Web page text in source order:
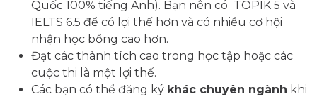
Quốc 100% tiếng Anh). Bạn nên có TOPIK 5 và
IELTS 6.5 để có lợi thế hơn và có nhiều cơ hội
nhận học bổng cao hơn.
Đạt các thành tích cao trong học tập hoặc các
cuộc thi là một lợi thế.
Các bạn có thể đăng ký khác chuyên ngành khi